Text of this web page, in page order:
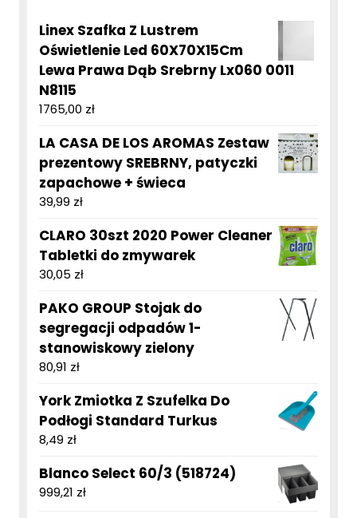
Linex Szafka Z Lustrem
Oświetlenie Led 60X70X15Cm
Lewa Prawa Dąb Srebrny Lx060 0011
N8115
1765,00 zł
LA CASA DE LOS AROMAS Zestaw
prezentowy SREBRNY, patyczki
zapachowe + świeca
39,99 zł
CLARO 30szt 2020 Power Cleaner
Tabletki do zmywarek
30,05 zł
PAKO GROUP Stojak do
segregacji odpadów 1-
stanowiskowy zielony
80,91 zł
York Zmiotka Z Szufelka Do
Podłogi Standard Turkus
8,49 zł
Blanco Select 60/3 (518724)
999,21 zł